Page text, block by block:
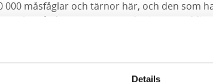
Details
000 måsfåglar och tärnor här, och den som
skärgård är tät och erbjuder lugna
som det öppna innanhavet och
den fem kilometer långa landspetsen